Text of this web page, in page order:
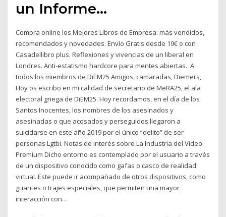
un Informe…
Compra online los Mejores Libros de Empresa: más vendidos,
recomendados y novedades. Envío Gratis desde 19€ o con
Casadellibro plus. Reflexiones y vivencias de un liberal en
Londres. Anti-estatismo hardcore para mentes abiertas. A
todos los miembros de DiEM25 Amigos, camaradas, Diemers,
Hoy os escribo en mi calidad de secretario de MeRA25, el ala
electoral griega de DiEM25. Hoy recordamos, en el día de los
Santos Inocentes, los nombres de los asesinados y
asesinadas o que acosados y perseguidos llegaron a
suicidarse en este año 2019 por el único “delito” de ser
personas Lgtbi. Notas de interés sobre La Industria del Video
Premium Dicho entorno es contemplado por el usuario a través
de un dispositivo conocido como gafas o casco de realidad
virtual. Este puede ir acompañado de otros dispositivos, como
guantes o trajes especiales, que permiten una mayor
interacción con…